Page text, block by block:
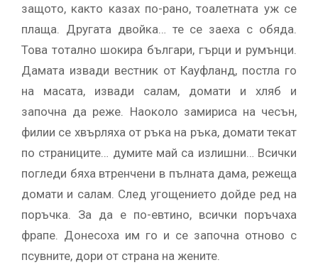
защото, както казах по-рано, тоалетната уж се
плаща. Другата двойка… те се заеха с обяда.
Това тотално шокира българи, гърци и румънци.
Дамата извади вестник от Кауфланд, постла го
на масата, извади салам, домати и хляб и
започна да реже. Наоколо замириса на чесън,
филии се хвърляха от ръка на ръка, домати текат
по страниците… думите май са излишни… Всички
погледи бяха втренчени в пълната дама, режеща
домати и салам. След угощението дойде ред на
поръчка. За да е по-евтино, всички поръчаха
фрапе. Донесоха им го и се започна отново с
псувните, дори от страна на жените.